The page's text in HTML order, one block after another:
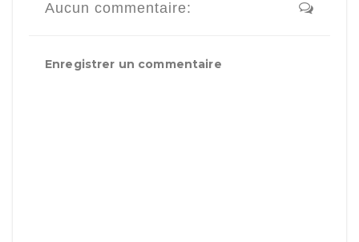
Aucun commentaire:
Enregistrer un commentaire